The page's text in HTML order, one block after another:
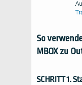
So
MBOX zu
SCHRITT 1.